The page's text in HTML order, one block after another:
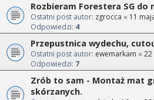
Rozbieram Forestera SG do
Ostatni post autor: zgrocca « 11
Odpowiedzi: 4
Przepustnica wydechu,
Ostatni post autor: ewemarkam « 22
Odpowiedzi: 7
Zrób to sam - Montaż mat
skórzanych.